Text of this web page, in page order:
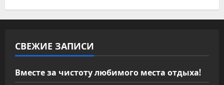
СВЕЖИЕ ЗАПИСИ
Вместе за чистоту любимого места отдыха!